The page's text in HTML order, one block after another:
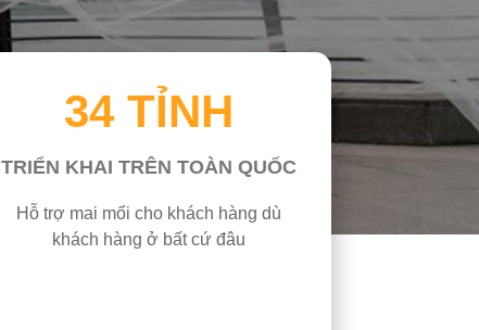
34 TỈNH
TRIỂN KHAI TRÊN TOÀN QUỐC
Hỗ trợ mai mối cho khách hàng dù
khách hàng ở bất cứ đâu